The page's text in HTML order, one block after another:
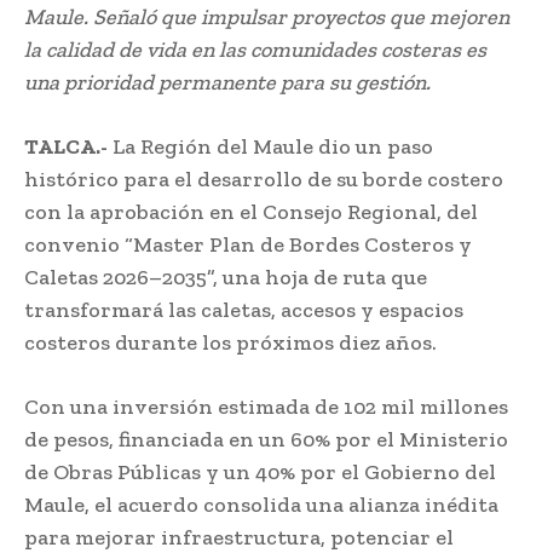
Maule. Señaló que impulsar proyectos que mejoren
la calidad de vida en las comunidades costeras es
una prioridad permanente para su gestión.
TALCA.- La Región del Maule dio un paso
histórico para el desarrollo de su borde costero
con la aprobación en el Consejo Regional, del
convenio “Master Plan de Bordes Costeros y
Caletas 2026–2035”, una hoja de ruta que
transformará las caletas, accesos y espacios
costeros durante los próximos diez años.
Con una inversión estimada de 102 mil millones
de pesos, financiada en un 60% por el Ministerio
de Obras Públicas y un 40% por el Gobierno del
Maule, el acuerdo consolida una alianza inédita
para mejorar infraestructura, potenciar el